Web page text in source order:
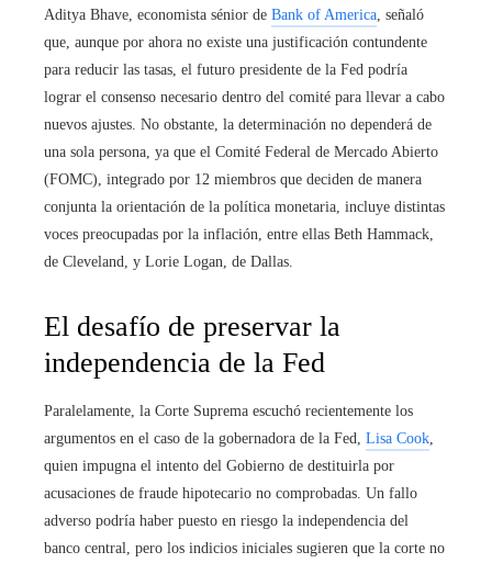
Aditya Bhave, economista sénior de Bank of America, señaló
que, aunque por ahora no existe una justificación contundente
para reducir las tasas, el futuro presidente de la Fed podría
lograr el consenso necesario dentro del comité para llevar a cabo
nuevos ajustes. No obstante, la determinación no dependerá de
una sola persona, ya que el Comité Federal de Mercado Abierto
(FOMC), integrado por 12 miembros que deciden de manera
conjunta la orientación de la política monetaria, incluye distintas
voces preocupadas por la inflación, entre ellas Beth Hammack,
de Cleveland, y Lorie Logan, de Dallas.
El desafío de preservar la
independencia de la Fed
Paralelamente, la Corte Suprema escuchó recientemente los
argumentos en el caso de la gobernadora de la Fed, Lisa Cook,
quien impugna el intento del Gobierno de destituirla por
acusaciones de fraude hipotecario no comprobadas. Un fallo
adverso podría haber puesto en riesgo la independencia del
banco central, pero los indicios iniciales sugieren que la corte no